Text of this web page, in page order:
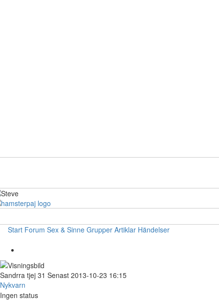
Start Forum Sex & Sinne Grupper Artiklar Händelser
Sandrra tjej 31 Senast 2013-10-23 16:15
Nykvarn
Ingen status